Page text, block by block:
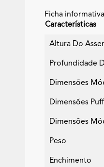
Ficha informativa
Características
Altura Do
Profundidade
Dimensões
Dimensões Puff
Dimensões
Peso
Enchimento